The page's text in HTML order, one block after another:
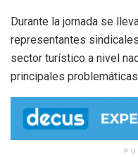
Durante la jornada se
representantes
sector turístico a nivel
principales